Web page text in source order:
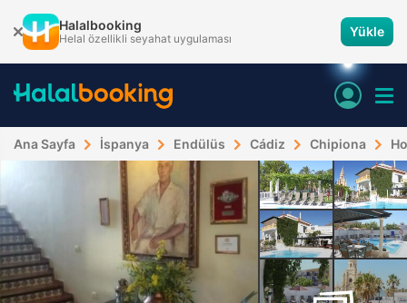
Halalbooking
Helal özellikli seyahat uygulaması Yükle
Ana Sayfa İspanya Endülüs Cádiz Chipiona